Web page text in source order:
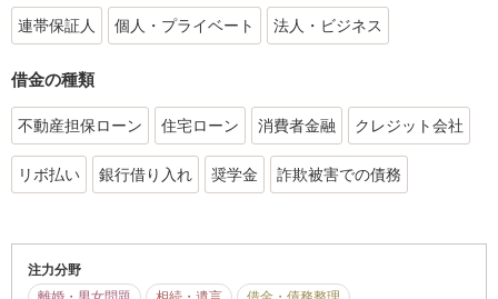
連帯保証人 個人・プライベート 法人・ビジネス
借金の種類
不動産担保ローン 住宅ローン 消費者金融 クレジット会社
リボ払い 銀行借り入れ 奨学金 詐欺被害での債務
注力分野